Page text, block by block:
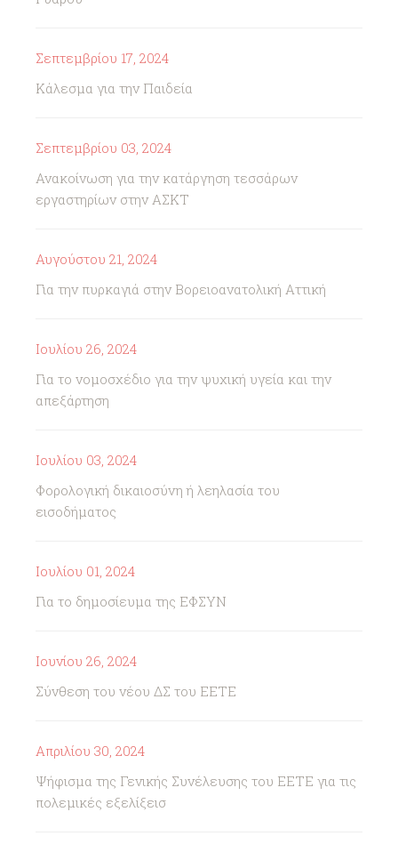
Σεπτεμβρίου 17, 2024
Κάλεσμα για την Παιδεία
Σεπτεμβρίου 03, 2024
Ανακοίνωση για την κατάργηση τεσσάρων
εργαστηρίων στην ΑΣΚΤ
Αυγούστου 21, 2024
Για την πυρκαγιά στην Βορειοανατολική Αττική
Ιουλίου 26, 2024
Για το νομοσχέδιο για την ψυχική υγεία και την
απεξάρτηση
Ιουλίου 03, 2024
Φορολογική δικαιοσύνη ή λεηλασία του
εισοδήματος
Ιουλίου 01, 2024
Για το δημοσίευμα της ΕΦΣΥΝ
Ιουνίου 26, 2024
Σύνθεση του νέου ΔΣ του ΕΕΤΕ
Απριλίου 30, 2024
Ψήφισμα της Γενικής Συνέλευσης του ΕΕΤΕ για τις
πολεμικές εξελίξεισ